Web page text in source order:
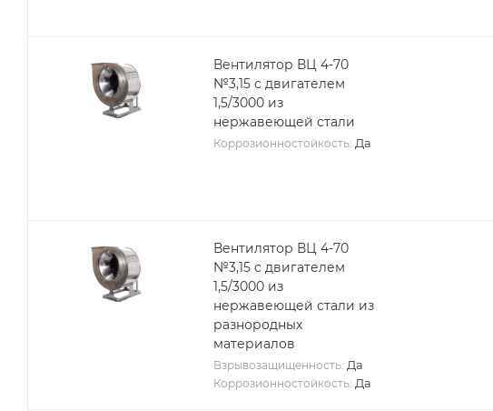
Вентилятор ВЦ 4-70
№3,15 с двигателем
1,5/3000 из
нержавеющей стали
Коррозионностойкость: Да
Вентилятор ВЦ 4-70
№3,15 с двигателем
1,5/3000 из
нержавеющей стали из
разнородных
материалов
Взрывозащищенность: Да
Коррозионностойкость: Да